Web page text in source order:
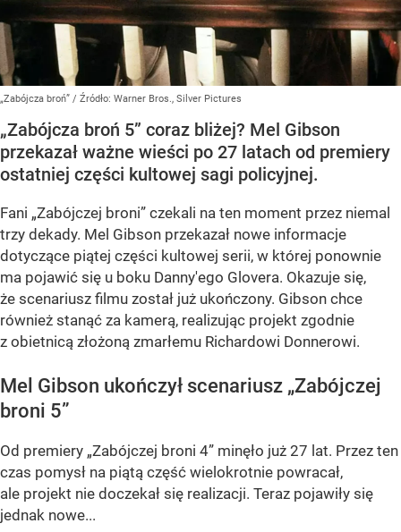
„Zabójcza broń” / Źródło: Warner Bros., Silver Pictures
„Zabójcza broń 5” coraz bliżej? Mel Gibson
przekazał ważne wieści po 27 latach od premiery
ostatniej części kultowej sagi policyjnej.
Fani „Zabójczej broni” czekali na ten moment przez niemal
trzy dekady. Mel Gibson przekazał nowe informacje
dotyczące piątej części kultowej serii, w której ponownie
ma pojawić się u boku Danny'ego Glovera. Okazuje się,
że scenariusz filmu został już ukończony. Gibson chce
również stanąć za kamerą, realizując projekt zgodnie
z obietnicą złożoną zmarłemu Richardowi Donnerowi.
Mel Gibson ukończył scenariusz „Zabójczej
broni 5”
Od premiery „Zabójczej broni 4” minęło już 27 lat. Przez ten
czas pomysł na piątą część wielokrotnie powracał,
ale projekt nie doczekał się realizacji. Teraz pojawiły się
jednak nowe...